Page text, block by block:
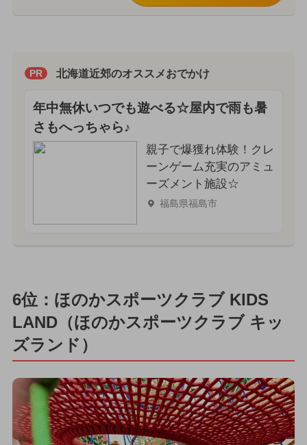
PR 北海道近郊のオススメおでかけ
年中無休いつでも遊べる☆屋内で雨も暑
さもへっちゃら♪
親子で爆獲れ体験！クレ
ーンゲーム充実のアミュ
ーズメント施設☆
福島県福島市
6位：ほのかスポーツクラブ KIDS
LAND（ほのかスポーツクラブ キッ
ズランド）